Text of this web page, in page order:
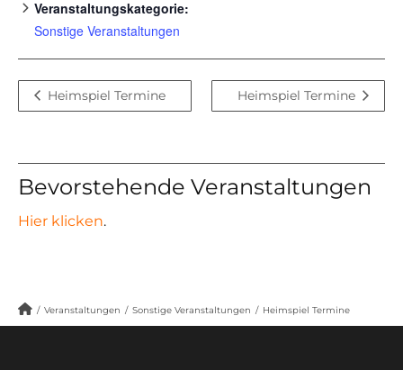
Veranstaltungskategorie:
Sonstige Veranstaltungen
Heimspiel Termine Heimspiel Termine
Bevorstehende Veranstaltungen
Hier klicken.
/ Veranstaltungen / Sonstige Veranstaltungen / Heimspiel Termine